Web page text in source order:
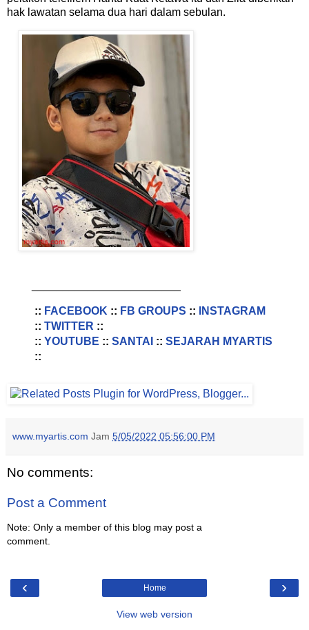
hak lawatan selama dua hari dalam sebulan.
:: FACEBOOK :: FB GROUPS ::
INSTAGRAM
:: TWITTER ::
:: YOUTUBE :: SANTAI :: SEJARAH MYARTIS
::
www.myartis.com Jam 5/05/2022 05:56:00 PM
No comments:
Post a Comment
Note: Only a member of this blog may post a
comment.
‹ ›
Home
View web version